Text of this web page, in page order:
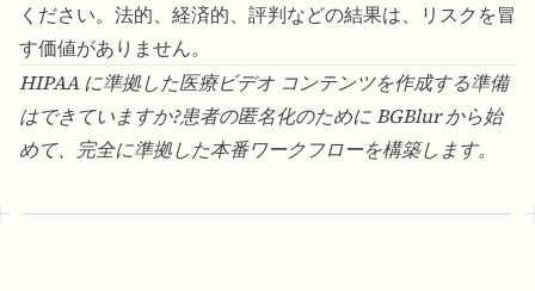
ください。法的、経済的、評判などの結果は、リスクを冒
す価値がありません。
HIPAA に準拠した医療ビデオ コンテンツを作成する準備
はできていますか?患者の匿名化のためにBGBlurから始
めて、完全に準拠した本番ワークフローを構築します。